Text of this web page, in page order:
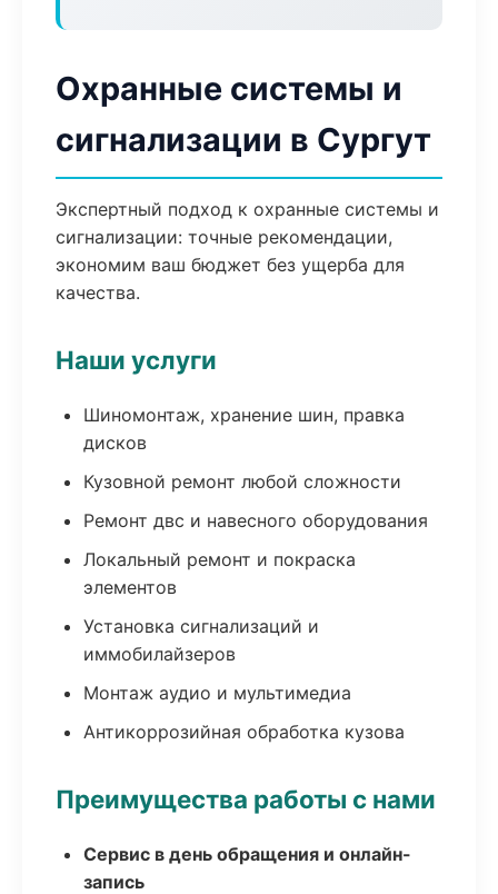
Охранные системы и
сигнализации в Сургут
Экспертный подход к охранные системы и
сигнализации: точные рекомендации,
экономим ваш бюджет без ущерба для
качества.
Наши услуги
Шиномонтаж, хранение шин, правка
дисков
Кузовной ремонт любой сложности
Ремонт двс и навесного оборудования
Локальный ремонт и покраска
элементов
Установка сигнализаций и
иммобилайзеров
Монтаж аудио и мультимедиа
Антикоррозийная обработка кузова
Преимущества работы с нами
Сервис в день обращения и онлайн-
запись